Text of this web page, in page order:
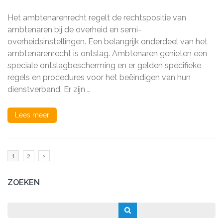
ambtenarenrecht:
moet
weten
Het ambtenarenrecht regelt de rechtspositie van
ambtenaren bij de overheid en semi-
overheidsinstellingen. Een belangrijk onderdeel van het
ambtenarenrecht is ontslag. Ambtenaren genieten een
speciale ontslagbescherming en er gelden specifieke
regels en procedures voor het beëindigen van hun
dienstverband. Er zijn …
Lees meer
Berichten
Pagina
1 Pagina
2 >
ZOEKEN